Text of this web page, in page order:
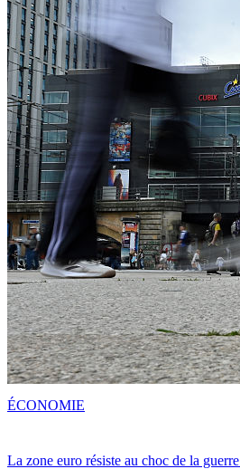
La zone euro résiste au choc de la
ÉCONOMIE